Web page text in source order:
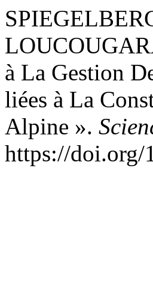
à La Gestion
liées à La
Alpine ».
https://doi.org/